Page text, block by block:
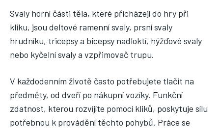
Svaly horní části těla, které přicházejí do hry při
kliku, jsou deltové ramenní svaly, prsní svaly
hrudníku, tricepsy a bicepsy nadloktí, hýžďové svaly
nebo kyčelní svaly a vzpřimovač trupu.
V každodenním životě často potřebujete tlačit na
předměty, od dveří po nákupní vozíky. Funkční
zdatnost, kterou rozvíjíte pomocí kliků, poskytuje sílu
potřebnou k provádění těchto pohybů. Práce se